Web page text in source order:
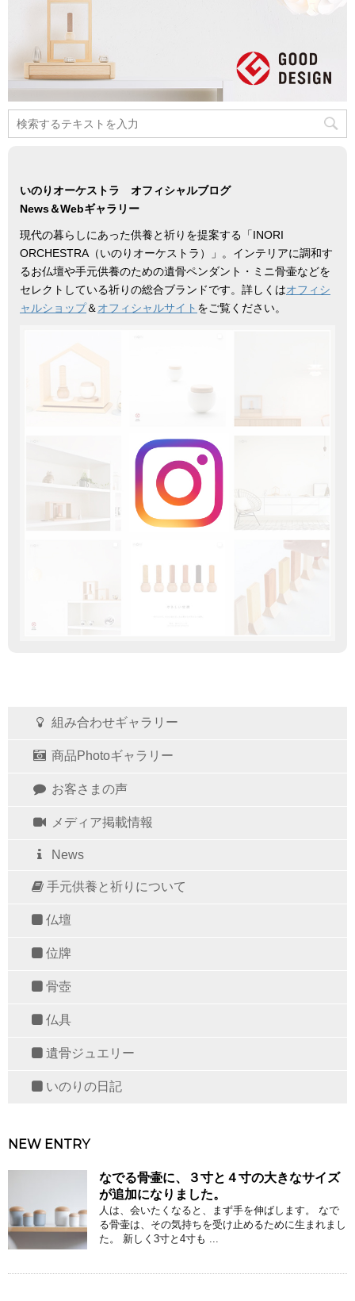
いのりオーケストラ オフィシャルブログ
News＆Webギャラリー
現代の暮らしにあった供養と祈りを提案する「INORI
ORCHESTRA（いのりオーケストラ）」。インテリアに調和す
るお仏壇や手元供養のための遺骨ペンダント・ミニ骨壷などを
セレクトしている祈りの総合ブランドです。詳しくはオフィシ
ャルショップ＆オフィシャルサイト をご覧ください。
組み合わせギャラリー
商品Photoギャラリー
お客さまの声
メディア掲載情報
News
手元供養と祈りについて
仏壇
位牌
骨壺
仏具
遺骨ジュエリー
いのりの日記
NEW ENTRY
なでる骨壷に、３寸と４寸の大きなサイズ
が追加になりました。
人は、会いたくなると、まず手を伸ばします。 なで
る骨壷は、その気持ちを受け止めるために生まれまし
た。 新しく3寸と4寸も ...